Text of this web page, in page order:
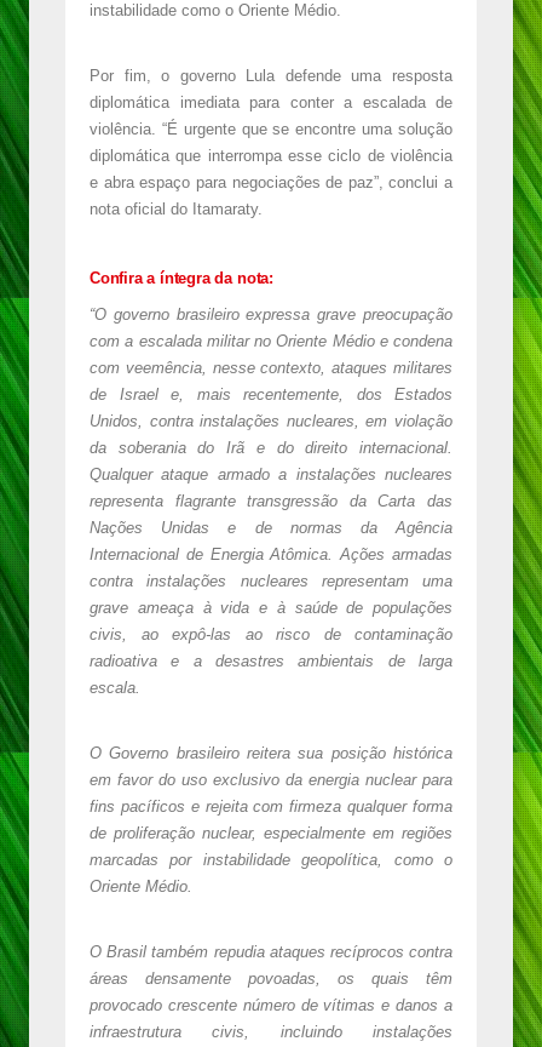
instabilidade como o Oriente Médio.
Por fim, o governo Lula defende uma resposta
diplomática imediata para conter a escalada de
violência. “É urgente que se encontre uma solução
diplomática que interrompa esse ciclo de violência
e abra espaço para negociações de paz”, conclui a
nota oficial do Itamaraty.
Confira a íntegra da nota:
“O governo brasileiro expressa grave preocupação
com a escalada militar no Oriente Médio e condena
com veemência, nesse contexto, ataques militares
de Israel e, mais recentemente, dos Estados
Unidos, contra instalações nucleares, em violação
da soberania do Irã e do direito internacional.
Qualquer ataque armado a instalações nucleares
representa flagrante transgressão da Carta das
Nações Unidas e de normas da Agência
Internacional de Energia Atômica. Ações armadas
contra instalações nucleares representam uma
grave ameaça à vida e à saúde de populações
civis, ao expô-las ao risco de contaminação
radioativa e a desastres ambientais de larga
escala.
O Governo brasileiro reitera sua posição histórica
em favor do uso exclusivo da energia nuclear para
fins pacíficos e rejeita com firmeza qualquer forma
de proliferação nuclear, especialmente em regiões
marcadas por instabilidade geopolítica, como o
Oriente Médio.
O Brasil também repudia ataques recíprocos contra
áreas densamente povoadas, os quais têm
provocado crescente número de vítimas e danos a
infraestrutura civis, incluindo instalações